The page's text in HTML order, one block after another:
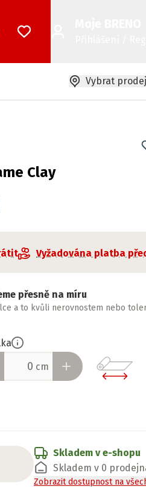
Vybrat
Clay
Vyžadována platba
přesně na míru
a to kvůli nerovnostem nebo
cm
Skladem v e-shopu
Skladem v 0
Zobrazit dostupnost na